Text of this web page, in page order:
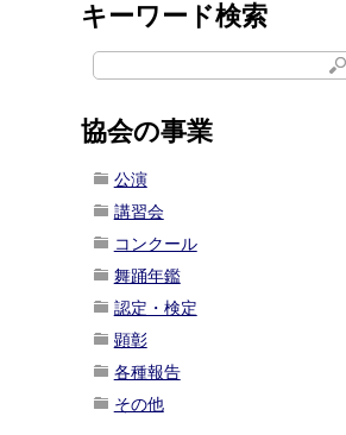
キーワード検索
協会の事業
公演
講習会
コンクール
舞踊年鑑
認定・検定
顕彰
各種報告
その他